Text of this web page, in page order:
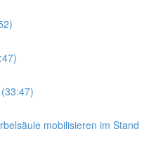
mobilisieren im Stand